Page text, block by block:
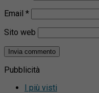
Email *
Sito web
Pubblicità
I più visti